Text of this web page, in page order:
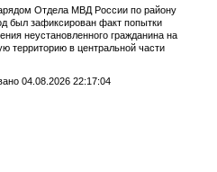
Отдела МВД России по району
был зафиксирован факт попытки
неустановленного гражданина на
территорию в центральной части
04.08.2026 22:17:04